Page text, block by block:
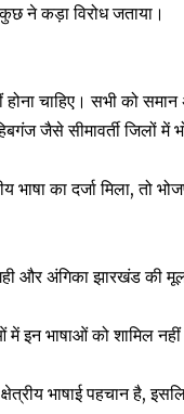
ने कड़ा विरोध जताया।
चाहिए। सभी को
जैसे सीमावर्ती जिलों में
भाषा का दर्जा मिला, तो
और अंगिका झारखंड की मूल
में इन भाषाओं को शामिल
भाषाई पहचान है,